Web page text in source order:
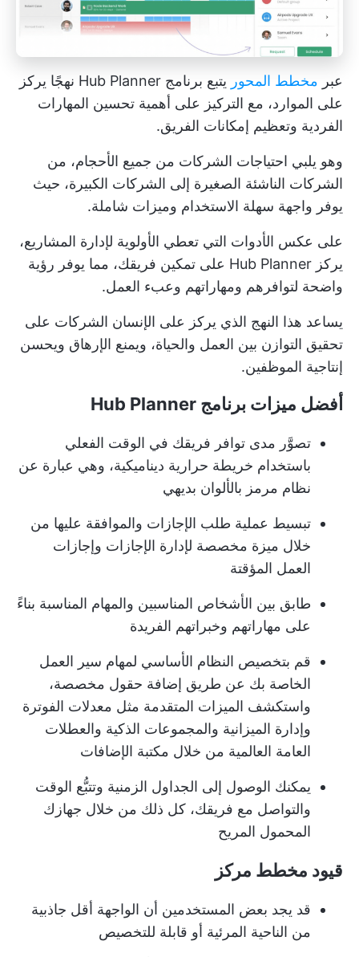
عبر مخطط المحور
يتبع برنامج Hub Planner نهجًا يركز
على الموارد، مع التركيز على أهمية تحسين المهارات
الفردية وتعظيم إمكانات الفريق.
وهو يلبي احتياجات الشركات من جميع الأحجام، من
الشركات الناشئة الصغيرة إلى الشركات الكبيرة، حيث
يوفر واجهة سهلة الاستخدام وميزات شاملة.
على عكس الأدوات التي تعطي الأولوية لإدارة المشاريع،
يركز Hub Planner على تمكين فريقك، مما يوفر رؤية
واضحة لتوافرهم ومهاراتهم وعبء العمل.
يساعد هذا النهج الذي يركز على الإنسان الشركات على
تحقيق التوازن بين العمل والحياة، ويمنع الإرهاق ويحسن
إنتاجية الموظفين.
أفضل ميزات برنامج Hub Planner
تصوَّر مدى توافر فريقك في الوقت الفعلي
باستخدام خريطة حرارية ديناميكية، وهي عبارة عن
نظام مرمز بالألوان بديهي
تبسيط عملية طلب الإجازات والموافقة عليها من
خلال ميزة مخصصة لإدارة الإجازات وإجازات
العمل المؤقتة
طابق بين الأشخاص المناسبين والمهام المناسبة بناءً
على مهاراتهم وخبراتهم الفريدة
قم بتخصيص النظام الأساسي لمهام سير العمل
الخاصة بك عن طريق إضافة حقول مخصصة،
واستكشف الميزات المتقدمة مثل معدلات الفوترة
وإدارة الميزانية والمجموعات الذكية والعطلات
العامة العالمية من خلال مكتبة الإضافات
يمكنك الوصول إلى الجداول الزمنية وتتبُّع الوقت
والتواصل مع فريقك، كل ذلك من خلال جهازك
المحمول المريح
قيود مخطط مركز
قد يجد بعض المستخدمين أن الواجهة أقل جاذبية
من الناحية المرئية أو قابلة للتخصيص